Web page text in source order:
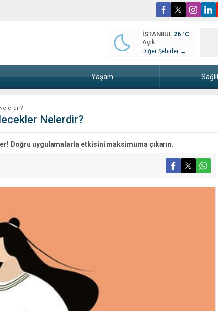
İSTANBUL 26 °C
Açık
Diğer Şehirler →
Yaşam
Nelerdir?
Doğru uygulamalarla etkisini maksimuma çıkarın.